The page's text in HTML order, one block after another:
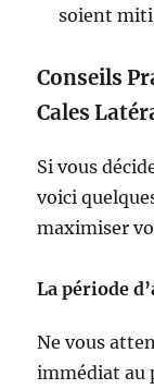
soient
Conseils
Cales
Si vous
voici
maximiser
La période
Ne vous
immédiat au